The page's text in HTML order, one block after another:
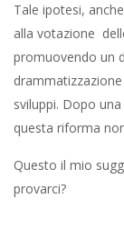
Tale ipotesi,
alla votazione
promuovendo un
sviluppi. Dopo
questa riforma
Questo il mio
provarci?